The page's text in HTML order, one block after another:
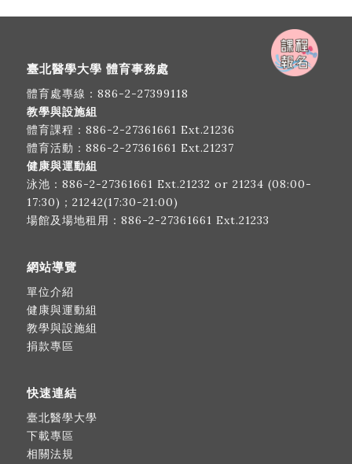
臺北醫學大學 體育事務處
體育處專線： 886-2-27399118
教學與設施組
體育課程： 886-2-27361661 Ext.21236
體育活動： 886-2-27361661 Ext.21237
健康與運動組
泳池： 886-2-27361661 Ext.21232 or 21234 (08:00-
17:30)；21242(17:30-21:00)
場館及場地租用： 886-2-27361661 Ext.21233
網站導覽
單位介紹
健康與運動組
教學與設施組
捐款專區
快速連結
臺北醫學大學
下載專區
相關法規